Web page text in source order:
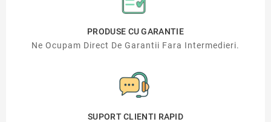
PRODUSE CU GARANTIE
Ne Ocupam Direct De Garantii Fara Intermedieri.
SUPORT CLIENTI RAPID